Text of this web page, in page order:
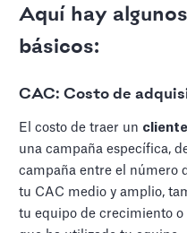
Aquí hay
básicos:
CAC: Costo de
El costo de traer un
una campaña específica,
campaña entre el número
tu CAC medio y amplio,
tu equipo de crecimiento